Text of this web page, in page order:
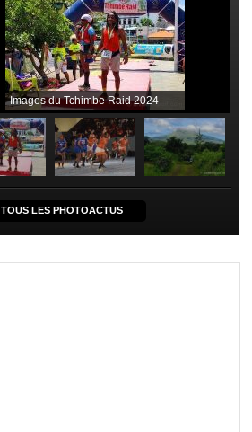
Images du Tchimbe Raid 2024
TOUS LES PHOTOACTUS